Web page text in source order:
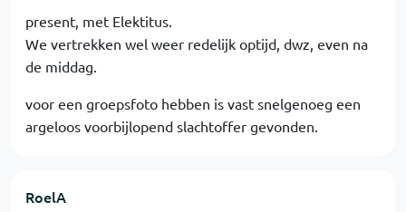
present, met Elektitus.
We vertrekken wel weer redelijk optijd, dwz, even na
de middag.
voor een groepsfoto hebben is vast snelgenoeg een
argeloos voorbijlopend slachtoffer gevonden.
RoelA